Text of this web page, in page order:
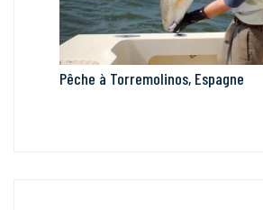
Pêche à Torremolinos, Espagne